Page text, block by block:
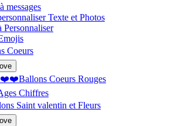
messages
Texte et Photos
Personnaliser
Coeurs
Coeurs Rouges
Chiffres
Saint valentin et Fleurs